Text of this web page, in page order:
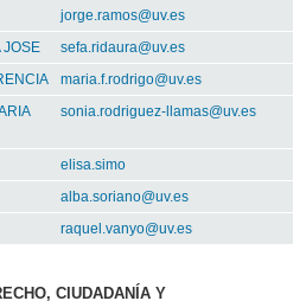
jorge.ramos@uv.es
JOSE
sefa.ridaura@uv.es
maria.f.rodrigo@uv.es
sonia.rodriguez-llamas@uv.es
elisa.simo
alba.soriano@uv.es
raquel.vanyo@uv.es
CIUDADANÍA Y